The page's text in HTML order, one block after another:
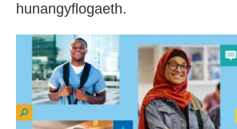
hunangyflogaeth.